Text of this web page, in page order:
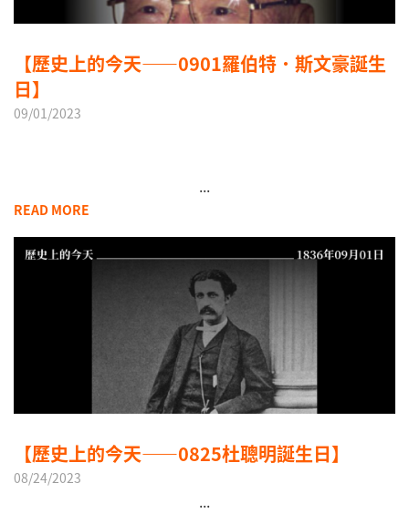
【歷史上的今天——0901羅伯特．斯文豪誕生
日】
09/01/2023
...
READ MORE
【歷史上的今天——0825杜聰明誕生日】
08/24/2023
...